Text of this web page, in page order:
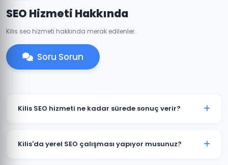
SEO Hizmeti Hakkında
Kilis seo hizmeti hakkında merak edilenler.
Soru Sorun
Kilis SEO hizmeti ne kadar sürede sonuç verir?
anlamlı sonuçlar görülmeye başlar. Kilis'daki rekabet
Kilis'da yerel SEO çalışması yapıyor musunuz?